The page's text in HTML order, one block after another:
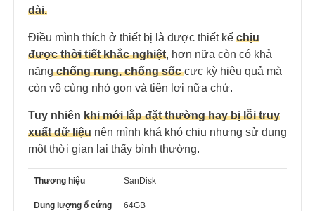
dài.
Điều mình thích ở thiết bị là được thiết kế chịu
được thời tiết khắc nghiệt, hơn nữa còn có khả
năngchống rung, chống sốc cực kỳ hiệu quả mà
còn vô cùng nhỏ gọn và tiện lợi nữa chứ.
Tuy nhiên khi mới lắp đặt thường hay bị lỗi truy
xuất dữ liệu nên mình khá khó chịu nhưng sử dụng
một thời gian lại thấy bình thường.
Thương hiệu SanDisk
Dung lượng ổ cứng 64GB